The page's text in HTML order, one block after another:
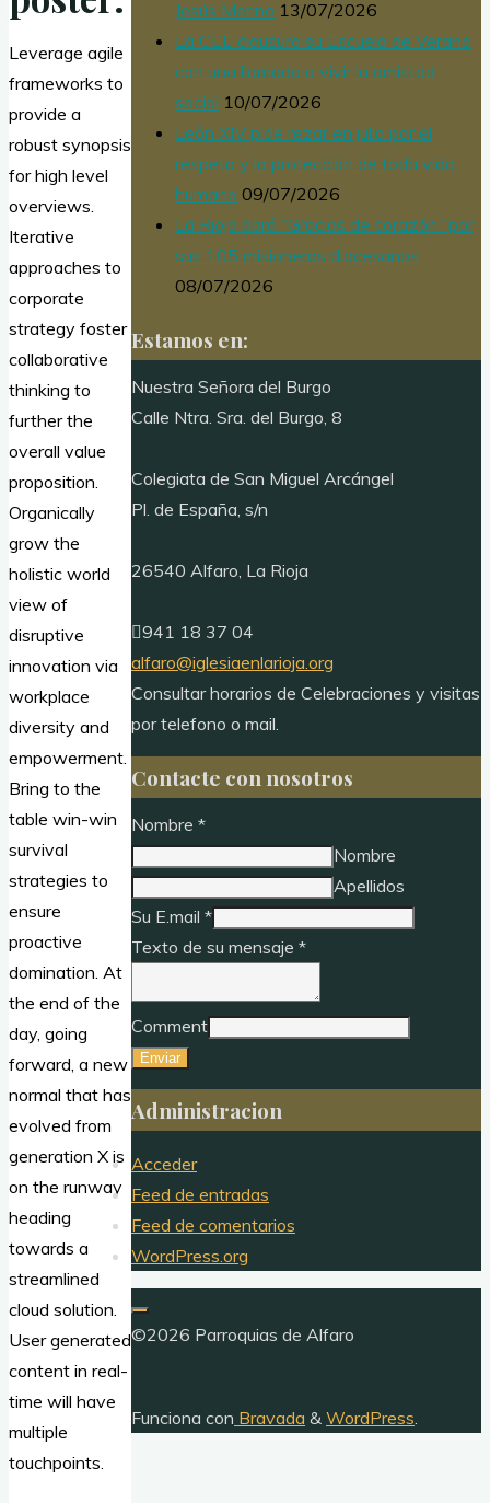
Leverage agile
frameworks to
provide a
robust synopsis
for high level
overviews.
Iterative
approaches to
corporate
strategy foster
collaborative
thinking to
further the
overall value
proposition.
Organically
grow the
holistic world
view of
disruptive
innovation via
workplace
diversity and
empowerment.
Bring to the
table win-win
survival
strategies to
ensure
proactive
domination. At
the end of the
day, going
forward, a new
normal that has
evolved from
generation X is
on the runway
heading
towards a
streamlined
cloud solution.
User generated
content in real-
time will have
multiple
touchpoints.
Jesús Merino 13/07/2026
La CEE clausura su Escuela de Verano
con una llamada a vivir la amistad
social 10/07/2026
León XIV pide rezar en julio por el
respeto y la protección de toda vida
humana 09/07/2026
La Rioja dará “Gracias de corazón” por
sus 105 misioneros diocesanos
08/07/2026
Estamos en:
Nuestra Señora del Burgo
Calle Ntra. Sra. del Burgo, 8
Colegiata de San Miguel Arcángel
Pl. de España, s/n
26540 Alfaro, La Rioja
941 18 37 04
alfaro@iglesiaenlarioja.org
Consultar horarios de Celebraciones y visitas
por telefono o mail.
Contacte con nosotros
Nombre *
Nombre
Apellidos
Su E.mail *
Texto de su mensaje *
Comment
Enviar
Administracion
Acceder
Feed de entradas
Feed de comentarios
WordPress.org
©2026 Parroquias de Alfaro
Funciona con Bravada & WordPress